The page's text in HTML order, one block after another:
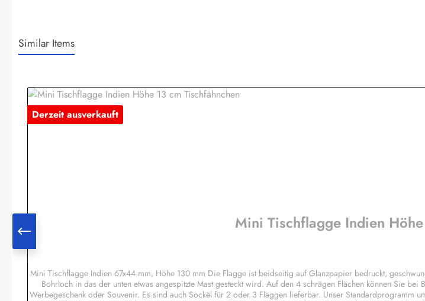
Similar Items
Derzeit ausverkauft
Mini Tischflagge Indien
Mini Tischflagge Indien 67x44 mm, Höhe 130 mm Die Flagge ist beidseitig auf Glanzpapier bedruckt,
Bohrloch in das der unten etwas angespitzte Mast gesteckt wird. Auf den 4 schrägen Flächen können Sie
Werbegeschenk oder Souvenir. Es sind auch Sockel für 2 oder 3 Flaggen lieferbar. Unser Standardprogramm